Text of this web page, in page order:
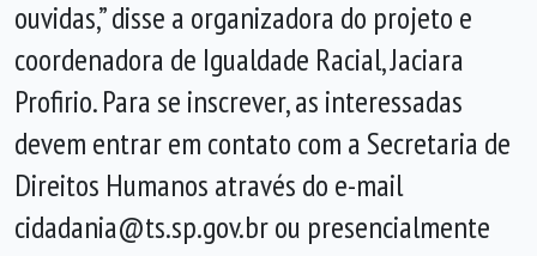
ouvidas,” disse a organizadora do projeto e
coordenadora de Igualdade Racial, Jaciara
Profirio. Para se inscrever, as interessadas
devem entrar em contato com a Secretaria de
Direitos Humanos através do e-mail
cidadania@ts.sp.gov.br ou presencialmente